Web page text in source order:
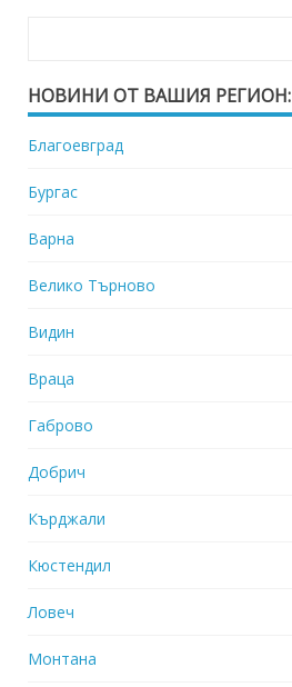
НОВИНИ ОТ ВАШИЯ РЕГИОН:
Благоевград
Бургас
Варна
Велико Търново
Видин
Враца
Габрово
Добрич
Кърджали
Кюстендил
Ловеч
Монтана